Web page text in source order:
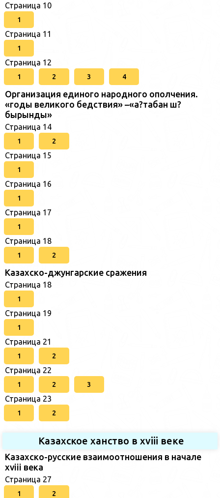
Страница 10
1
Страница 11
1
Страница 12
1 2 3 4
Организация единого народного ополчения.
«годы великого бедствия» –«а?табан ш?
бырынды»
Страница 14
1 2
Страница 15
1
Страница 16
1
Страница 17
1
Страница 18
1 2
Казахско-джунгарские сражения
Страница 18
1
Страница 19
1
Страница 21
1 2
Страница 22
1 2 3
Страница 23
1 2
Казахское ханство в хviii веке
Казахско-русские взаимоотношения в начале
xviii века
Страница 27
1 2